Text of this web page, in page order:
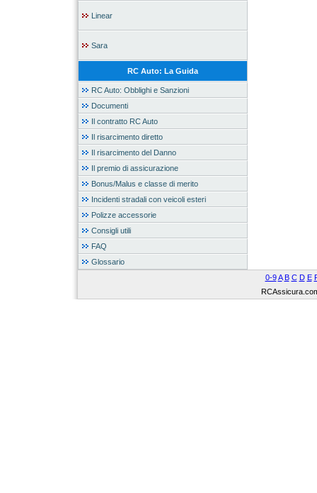
Linear
Sara
RC Auto: La Guida
RC Auto: Obblighi e Sanzioni
Documenti
Il contratto RC Auto
Il risarcimento diretto
Il risarcimento del Danno
Il premio di assicurazione
Bonus/Malus e classe di merito
Incidenti stradali con veicoli esteri
Polizze accessorie
Consigli utili
FAQ
Glossario
0-9 A B C D E